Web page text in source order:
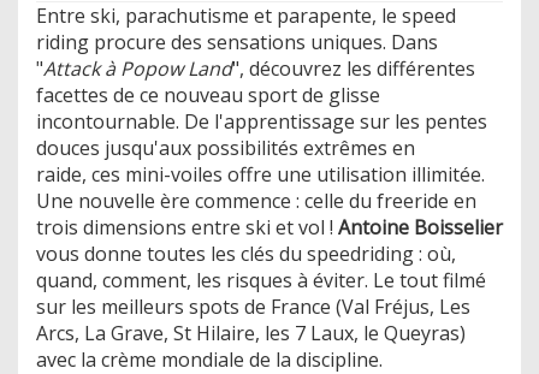
Entre ski, parachutisme et parapente, le speed
riding procure des sensations uniques. Dans
"Attack à Popow Land", découvrez les différentes
facettes de ce nouveau sport de glisse
incontournable. De l'apprentissage sur les pentes
douces jusqu'aux possibilités extrêmes en
raide, ces mini-voiles offre une utilisation illimitée.
Une nouvelle ère commence : celle du freeride en
trois dimensions entre ski et vol ! Antoine Boisselier
vous donne toutes les clés du speedriding : où,
quand, comment, les risques à éviter. Le tout filmé
sur les meilleurs spots de France (Val Fréjus, Les
Arcs, La Grave, St Hilaire, les 7 Laux, le Queyras)
avec la crème mondiale de la discipline.